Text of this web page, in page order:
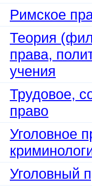
Римское
Теория
права,
учения
Трудовое,
право
Уголовное
Уголовный